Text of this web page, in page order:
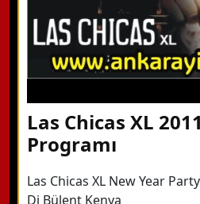
Las Chicas XL
Programı
Las Chicas XL New Year
Dj Bülent Kenya